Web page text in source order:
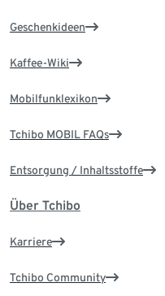
Geschenkideen
Kaffee-Wiki
Mobilfunklexikon
Tchibo MOBIL FAQs
Entsorgung / Inhaltsstoffe
Über Tchibo
Karriere
Tchibo Community